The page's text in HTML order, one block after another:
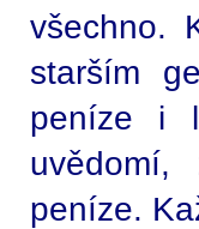
všechno.
starším
peníze i
peníze.